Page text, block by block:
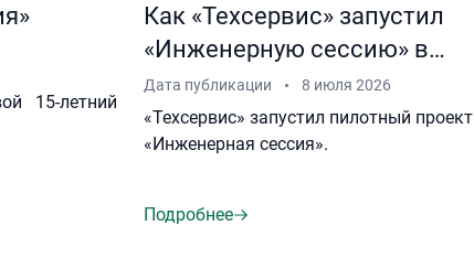
15-летний
Как «Техсервис» запустил
«Инженерную сессию» в
Хабаровске.
Дата публикации 8 июля 2026
«Техсервис» запустил пилотный проект
«Инженерная сессия».
Подробнее